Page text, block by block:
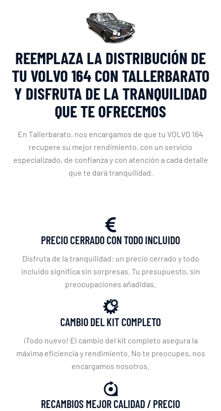
REEMPLAZA LA DISTRIBUCIÓN DE
TU VOLVO 164 CON TALLERBARATO
Y DISFRUTA DE LA TRANQUILIDAD
QUE TE OFRECEMOS
En Tallerbarato, nos encargamos de que tu VOLVO 164
recupere su mejor rendimiento, con un servicio
especializado, de confianza y con atención a cada detalle
que te dará tranquilidad.
PRECIO CERRADO CON TODO INCLUIDO
Disfruta de la tranquilidad: un precio cerrado y todo
incluido significa sin sorpresas. Tu presupuesto, sin
preocupaciones añadidas.
CAMBIO DEL KIT COMPLETO
¡Todo nuevo! El cambio del kit completo asegura la
máxima eficiencia y rendimiento. No te preocupes, nos
encargamos nosotros.
RECAMBIOS MEJOR CALIDAD / PRECIO